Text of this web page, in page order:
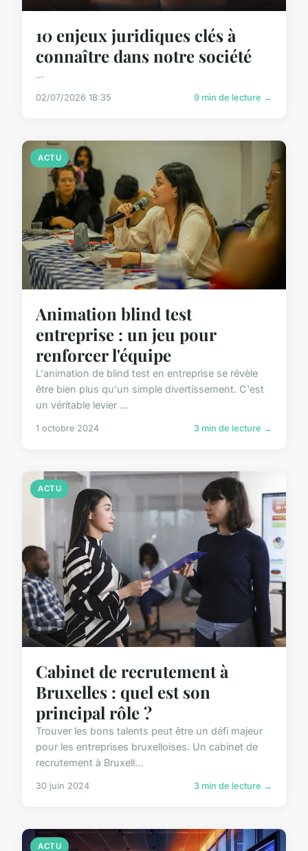
10 enjeux juridiques clés à
connaître dans notre société
...
02/07/2026 18:35 9 min de lecture →
ACTU
Animation blind test
entreprise : un jeu pour
renforcer l'équipe
L'animation de blind test en entreprise se révèle
être bien plus qu'un simple divertissement. C'est
un véritable levier ...
1 octobre 2024 3 min de lecture →
ACTU
Cabinet de recrutement à
Bruxelles : quel est son
principal rôle ?
Trouver les bons talents peut être un défi majeur
pour les entreprises bruxelloises. Un cabinet de
recrutement à Bruxell...
30 juin 2024 3 min de lecture →
ACTU